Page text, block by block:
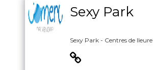
Sexy Park
Sexy Park - Centres de lleure